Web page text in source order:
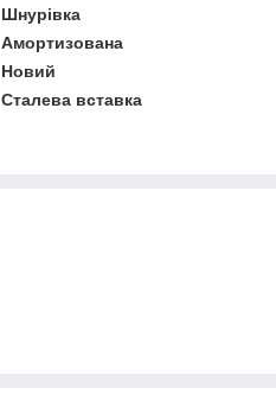
Шнурівка
Амортизована
Новий
Сталева вставка